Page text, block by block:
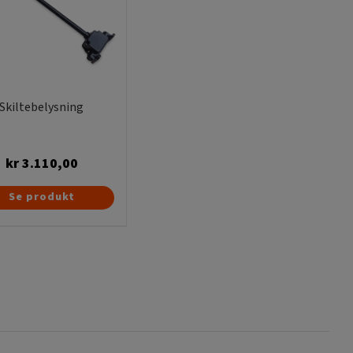
Skiltebelysning
kr3.110,00
Se produkt